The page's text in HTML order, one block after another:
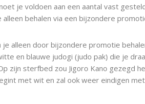
je voldoen aan een aantal vast
behalen via een bijzondere
alleen door bijzondere promotie
en blauwe judogi (judo pak) die je
zijn sterfbed zou Jigoro Kano gezegd
met wit en zal ook weer eindigen